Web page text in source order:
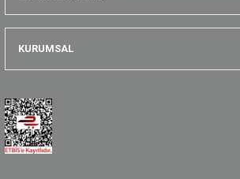
KURUMSAL